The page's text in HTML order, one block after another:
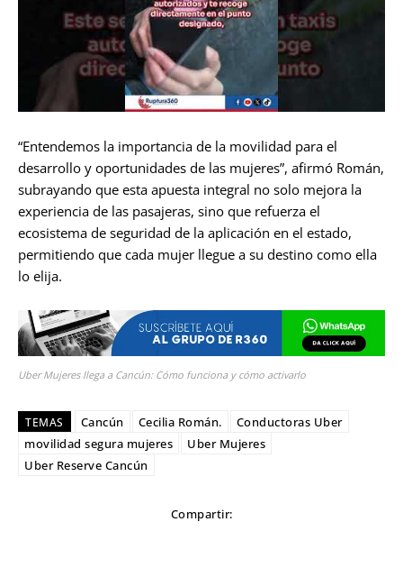
“Entendemos la importancia de la movilidad para el
desarrollo y oportunidades de las mujeres”, afirmó Román,
subrayando que esta apuesta integral no solo mejora la
experiencia de las pasajeras, sino que refuerza el
ecosistema de seguridad de la aplicación en el estado,
permitiendo que cada mujer llegue a su destino como ella
lo elija.
Uber Mujeres llega a Cancún: Cómo funciona y cómo activarlo
TEMAS Cancún Cecilia Román.
Conductoras Uber
movilidad segura mujeres
Uber Mujeres
Uber Reserve Cancún
Compartir: